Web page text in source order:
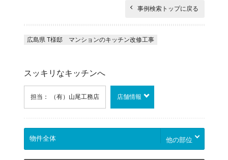
事例検索トップに戻る
広島県 T様邸 マンションのキッチン改修工事
スッキリなキッチンへ
担当： （有）山尾工務店 店舗情報
他の部位